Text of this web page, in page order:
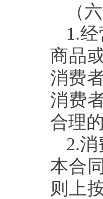
（六
1.
商品
消费
消费
合理
2.
本合
则上